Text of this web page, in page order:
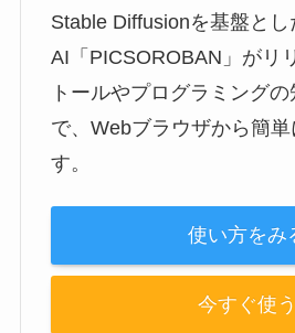
Stable Diffusionを基盤と
AI「PICSOROBAN」がリ
トールやプログラミング
で、Webブラウザから簡単
す。
使い方をみ
今すぐ使う